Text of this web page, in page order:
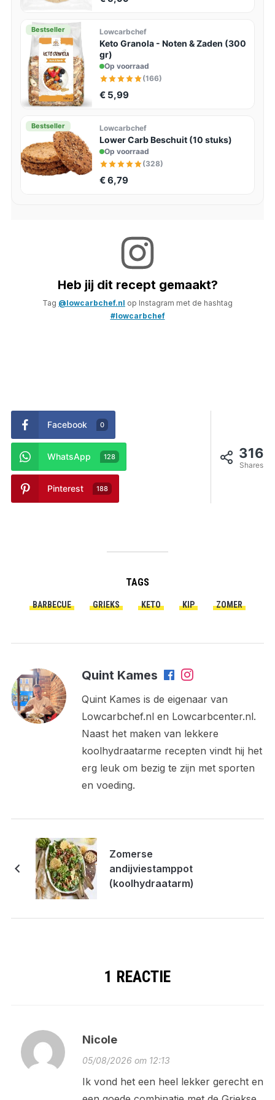
Bestseller Lowcarbchef
Keto Granola - Noten & Zaden (300
gr)
Op voorraad
(166)
€ 5,99
Bestseller Lowcarbchef
Lower Carb Beschuit (10 stuks)
Op voorraad
(328)
€ 6,79
Heb jij dit recept gemaakt?
Tag @lowcarbchef.nl op Instagram met de hashtag
#lowcarbchef
316
Shares
Facebook 0
WhatsApp 128
Pinterest 188
TAGS
BARBECUE GRIEKS KETO KIP ZOMER
Quint Kames
Quint Kames is de eigenaar van
Lowcarbchef.nl en Lowcarbcenter.nl.
Naast het maken van lekkere
koolhydraatarme recepten vindt hij het
erg leuk om bezig te zijn met sporten
en voeding.
Zomerse
andijviestamppot
(koolhydraatarm)
1 REACTIE
Nicole
05/08/2026 om 12:13
Ik vond het een heel lekker gerecht en